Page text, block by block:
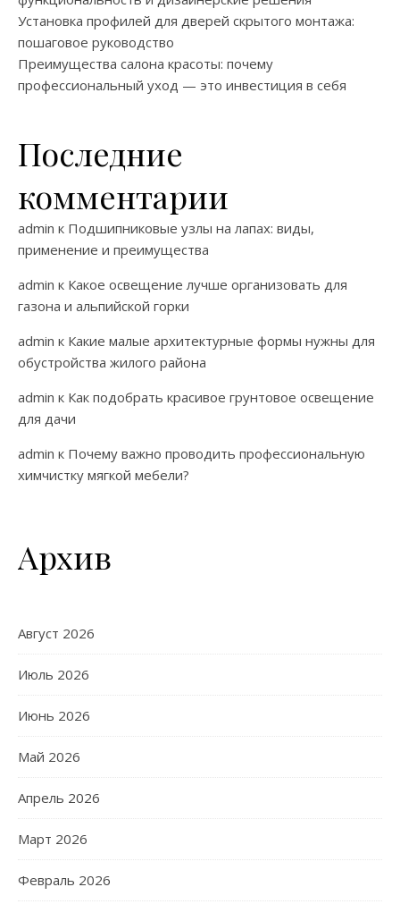
Установка профилей для дверей скрытого монтажа:
пошаговое руководство
Преимущества салона красоты: почему
профессиональный уход — это инвестиция в себя
Последние
комментарии
admin к Подшипниковые узлы на лапах: виды,
применение и преимущества
admin к Какое освещение лучше организовать для
газона и альпийской горки
admin к Какие малые архитектурные формы нужны для
обустройства жилого района
admin к Как подобрать красивое грунтовое освещение
для дачи
admin к Почему важно проводить профессиональную
химчистку мягкой мебели?
Архив
Август 2026
Июль 2026
Июнь 2026
Май 2026
Апрель 2026
Март 2026
Февраль 2026